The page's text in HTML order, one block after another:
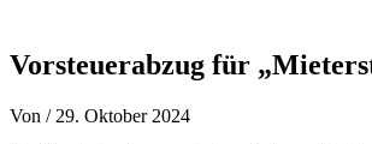
Vorsteuerabzug für
Von / 29. Oktober 2024